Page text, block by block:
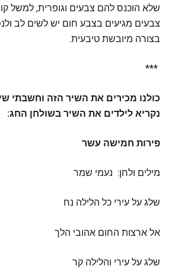
שלא הוכנס להם צבעים וגופרית, למשל
צבעים מגיעים בצבע חום יש לשים לב
בצורה מיובשת טיבעית.
***
כולנו מכירים את השיר הזה וחשבתי
נקריא לילדים את השיר בשולחן החג:
פירות חמישה עשר
מילים ולחן: נעמי שמר
שלג על עירי כל הלילה נח
אל ארצות החום אהובי הלך
שלג על עירי והלילה קר